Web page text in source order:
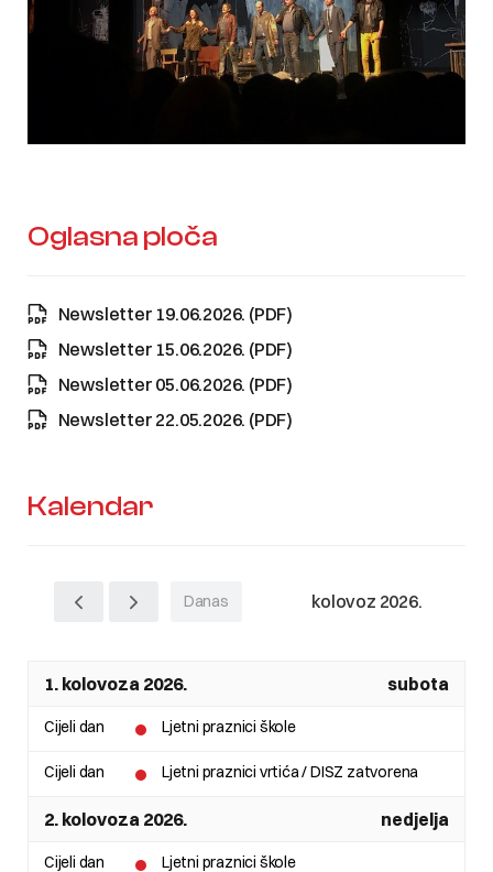
Oglasna ploča
Newsletter 19.06.2026. (PDF)
Newsletter 15.06.2026. (PDF)
Newsletter 05.06.2026. (PDF)
Newsletter 22.05.2026. (PDF)
Kalendar
Danas kolovoz 2026.
1. kolovoza 2026. subota
Cijeli dan Ljetni praznici škole
Cijeli dan Ljetni praznici vrtića / DISZ zatvorena
2. kolovoza 2026. nedjelja
Cijeli dan Ljetni praznici škole